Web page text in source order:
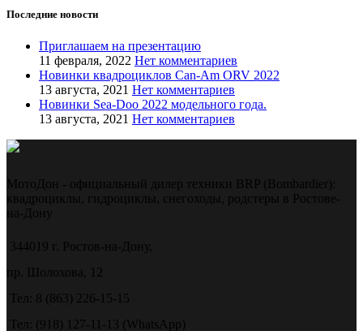
Последние новости
Приглашаем на презентацию
11 февраля, 2022 Нет комментариев
Новинки квадроциклов Can-Am ORV 2022
13 августа, 2021 Нет комментариев
Новинки Sea-Doo 2022 модельного года.
13 августа, 2021 Нет комментариев
МотоДон - официальный дилер техники BRP (Bombardier):
квадроциклы, гидроциклы, снегоходы, родстеры в Ростове-
на-Дону
344019 г. Ростов-на-Дону,
пр. Шолохова, 12
Тел: 8 (863) 226-15-15
Тел: (918) 127-11-13 (WhatsApp)